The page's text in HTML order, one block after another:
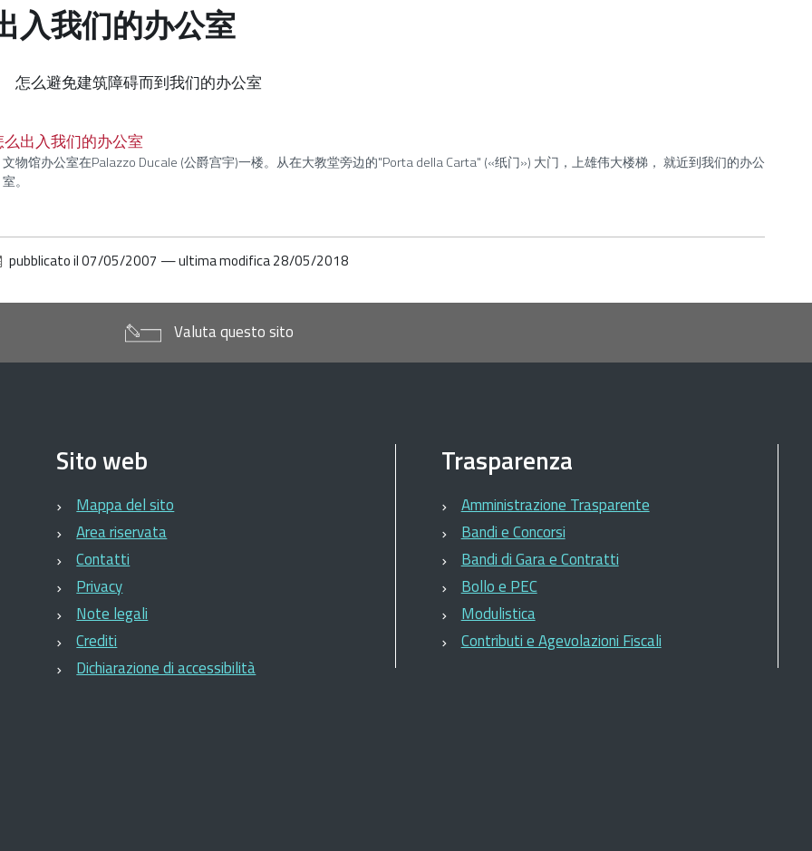
入我们的办公室
怎么避免建筑障碍而到我们的办公室
么出入我们的办公室
文物馆办公室在Palazzo Ducale (公爵宫宇)一楼。从在大教堂旁边的"Porta della Carta" («纸门») 大门，上雄伟大楼梯， 就近到我们的办公
室。
pubblicato il07/05/2007 —ultima modifica28/05/2018
Valuta questo sito
Sito web
Mappa del sito
Area riservata
Contatti
Privacy
Note legali
Crediti
Dichiarazione di accessibilità
Trasparenza
Amministrazione Trasparente
Bandi e Concorsi
Bandi di Gara e Contratti
Bollo e PEC
Modulistica
Contributi e Agevolazioni Fiscali